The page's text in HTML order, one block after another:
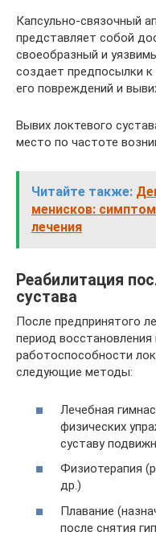
Капсульно-связочный
представляет собой
своеобразный и
создает предпосылки
его повреждений и
Вывих локтевого
место по частоте
Читайте также:
менисков:
лечения
Реабилитация
сустава
После предпринятого
период
работоспособности
следующие методы:
Лечебная
физических
суставу
Физиотерапия
др.)
Плавание
после снятия